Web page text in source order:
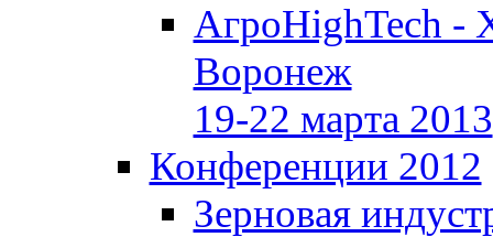
АгроHighTech -
Воронеж
19-22 марта 2013
Конференции 2012
Зерновая